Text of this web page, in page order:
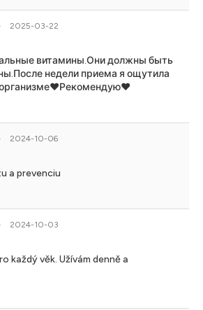
2025-03-22
витамины.Они должны быть
недели приема я ощутила
организме❤️Рекомендую❤️
2024-10-06
a prevenciu
2024-10-03
každý věk. Užívám denně a